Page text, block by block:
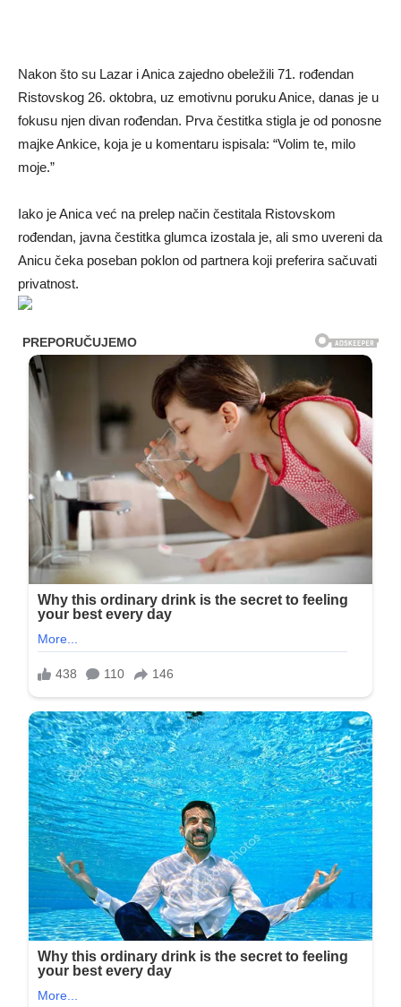
Nakon što su Lazar i Anica zajedno obeležili 71. rođendan
Ristovskog 26. oktobra, uz emotivnu poruku Anice, danas je u
fokusu njen divan rođendan. Prva čestitka stigla je od ponosne
majke Ankice, koja je u komentaru ispisala: “Volim te, milo
moje.”
Iako je Anica već na prelep način čestitala Ristovskom
rođendan, javna čestitka glumca izostala je, ali smo uvereni da
Anicu čeka poseban poklon od partnera koji preferira sačuvati
privatnost.